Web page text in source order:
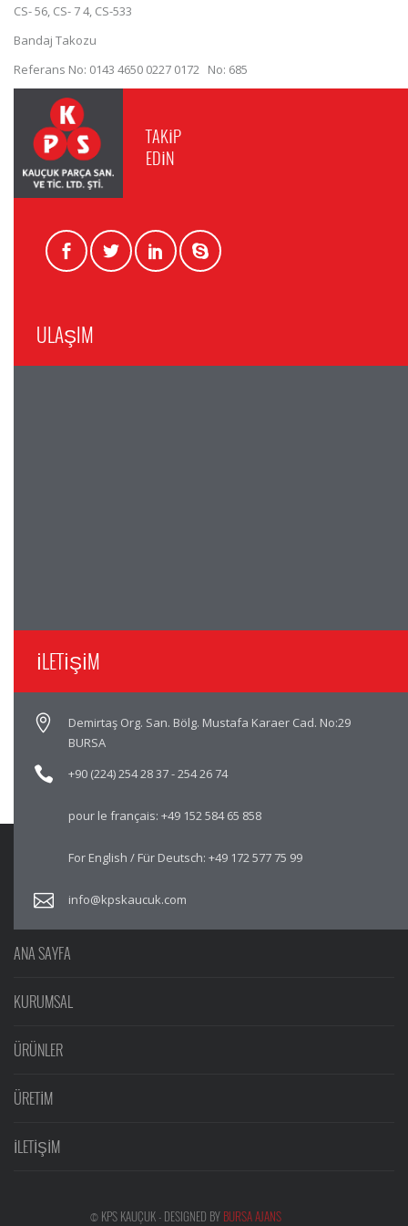
CS- 56, CS- 7 4, CS-533
Bandaj Takozu
Referans No: 0143 4650 0227 0172 No: 685
TAKİP
EDİN
ULAŞIM
İLETİŞİM
Demirtaş Org. San. Bölg. Mustafa Karaer Cad. No:29
BURSA
+90 (224) 254 28 37-254 26 74
pour le français: +49 152 584 65 858
For English / Für Deutsch: +49 172 577 75 99
info@kpskaucuk.com
ANA SAYFA
KURUMSAL
ÜRÜNLER
ÜRETİM
İLETİŞİM
© KPS KAUÇUK - DESIGNED BY BURSA AJANS